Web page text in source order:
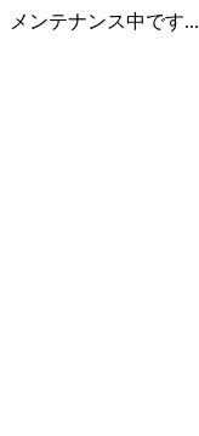
メンテナンス中です...